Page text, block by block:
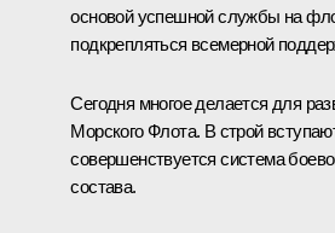
основой успешной службы на
подкрепляться всемерной
Сегодня многое делается для
Морского Флота. В строй
совершенствуется система
состава.